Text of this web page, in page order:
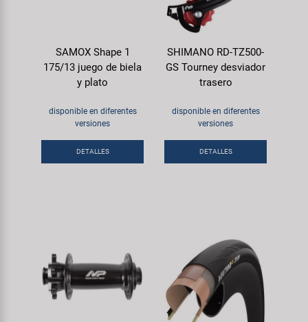
SAMOX Shape 1
175/13 juego de biela
y plato
disponible en diferentes
versiones
DETALLES
SHIMANO RD-TZ500-
GS Tourney desviador
trasero
disponible en diferentes
versiones
DETALLES